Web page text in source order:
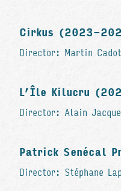
Cirkus (2023-
Director: Martin
L’Île Kilucru
Director: Alain
Patrick Senécal
Director: Stéphane